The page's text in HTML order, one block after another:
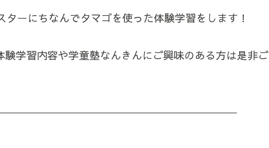
ーにちなんでタマゴを使った体験学習をします！
学習内容や学童塾なんきんにご興味のある方は是非ご